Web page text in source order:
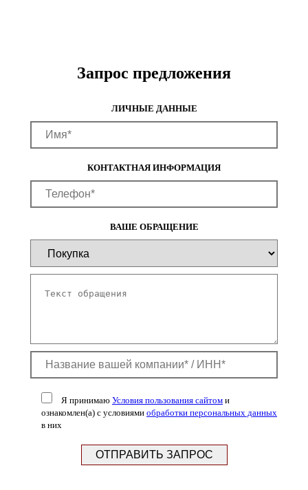
Запрос предложения
ЛИЧНЫЕ ДАННЫЕ
КОНТАКТНАЯ ИНФОРМАЦИЯ
ВАШЕ ОБРАЩЕНИЕ
Я принимаю Условия пользования сайтом и
ознакомлен(а) с условиями обработки персональных данных
в них